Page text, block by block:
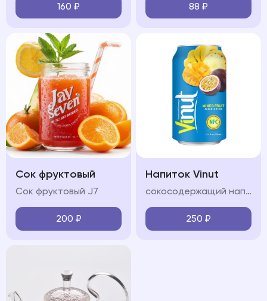
160 ₽ 88 ₽
Сок фруктовый
Сок фруктовый J7
200 ₽
Напиток Vinut
сокосодержащий напиток с разными вкусами на выбор: инжир манго апельсин, яблоко, клюбника
250 ₽